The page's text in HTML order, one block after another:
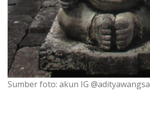
Sumber foto: akun IG @adityawangsa